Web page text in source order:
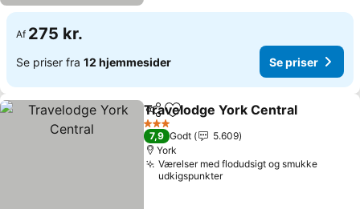
Af 275 kr.
Se priser fra 12 hjemmesider Se priser
Del Føj til favoritter
Travelodge York Central
3 Stjerner
7,9 Godt
5.609
York
Værelser med flodudsigt og smukke
udkigspunkter